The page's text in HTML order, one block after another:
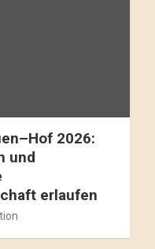
2026:
und
erlaufen